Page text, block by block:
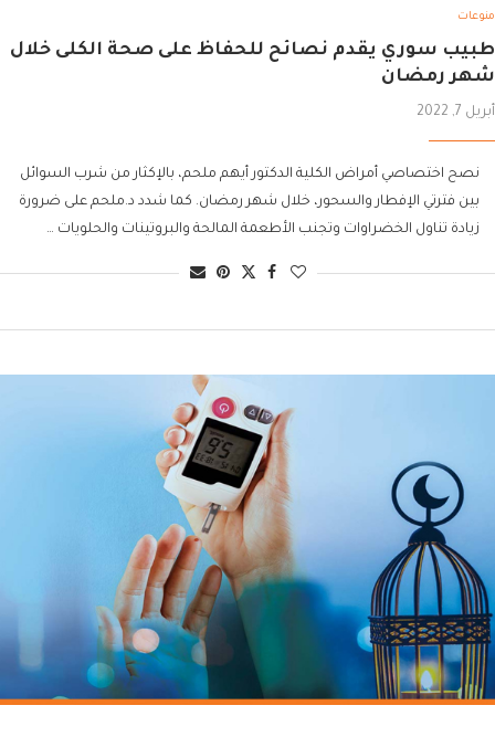
منوعات
طبيب سوري يقدم نصائح للحفاظ على صحة الكلى خلال
شهر رمضان
أبريل 7, 2022
نصح اختصاصي أمراض الكلية الدكتور أيهم ملحم، بالإكثار من شرب السوائل
بين فترتي الإفطار والسحور، خلال شهر رمضان. كما شدد د.ملحم على ضرورة
زيادة تناول الخضراوات وتجنب الأطعمة المالحة والبروتينات والحلويات …